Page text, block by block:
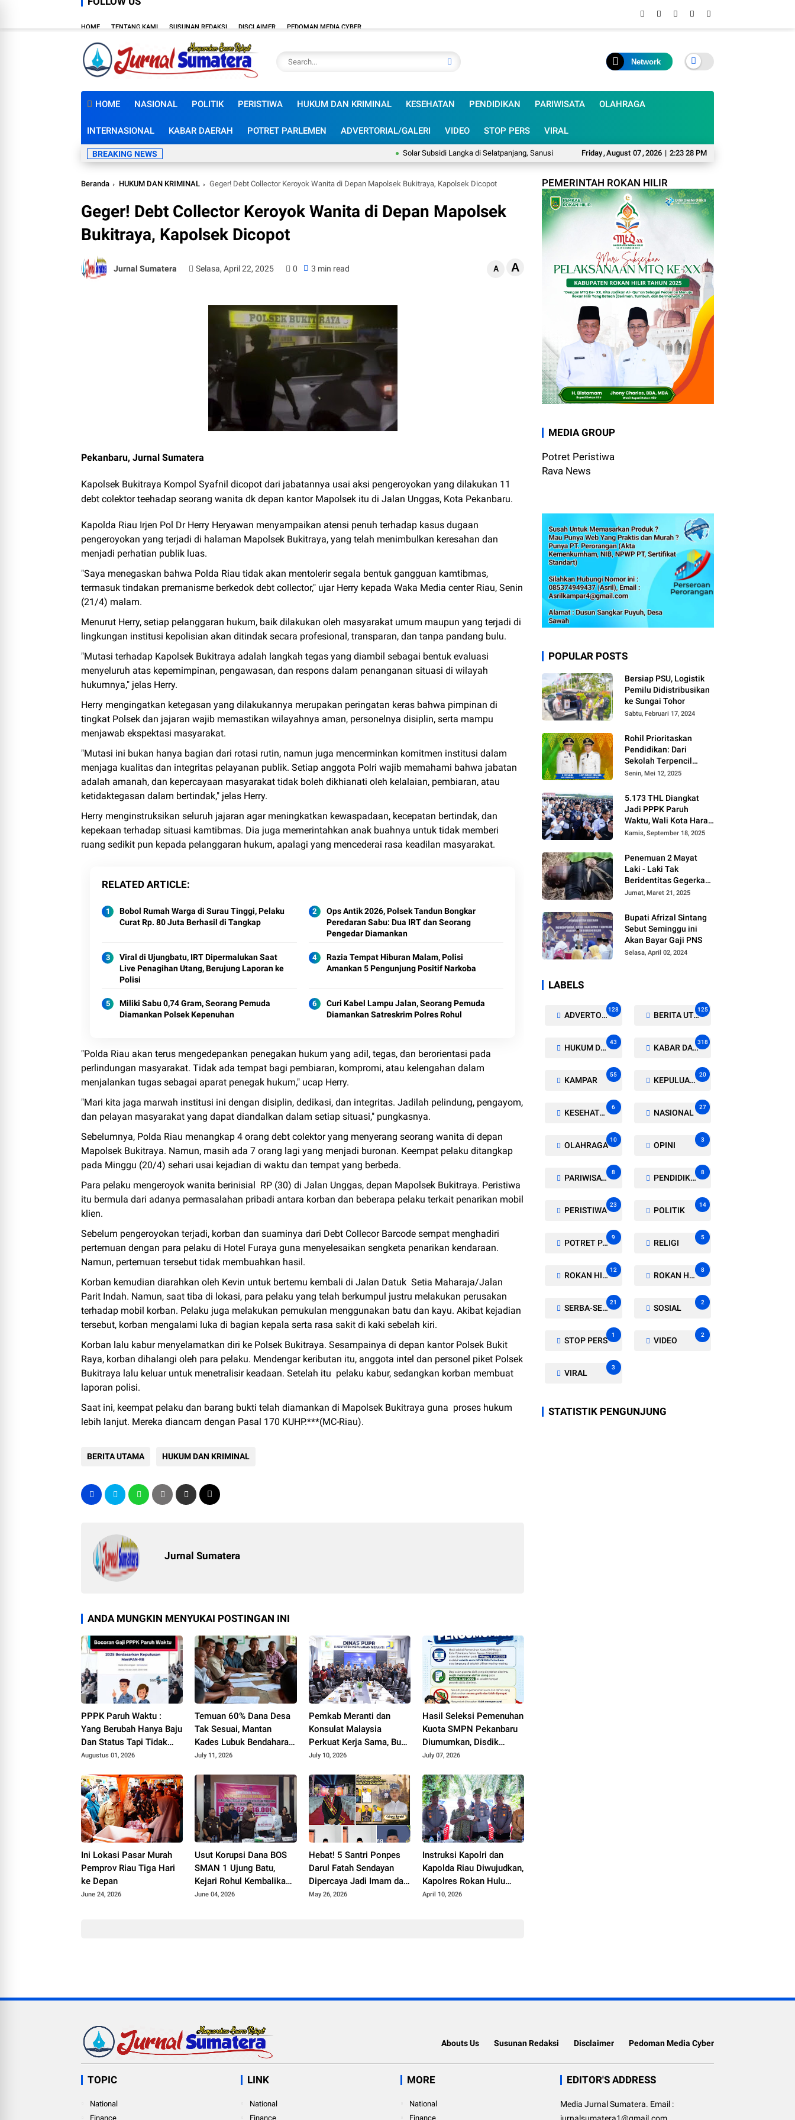
HOME TENTANG KAMI SUSUNAN REDAKSI DISCLAIMER PEDOMAN MEDIA CYBER
Network
HOME NASIONAL POLITIK PERISTIWA HUKUM DAN KRIMINAL KESEHATAN PENDIDIKAN PARIWISATA OLAHRAGA
INTERNASIONAL KABAR DAERAH POTRET PARLEMEN ADVERTORIAL/GALERI VIDEO STOP PERS VIRAL
Friday,August 07,2026 | 2:23 29 PM
BREAKING NEWS Solar Subsidi Langka di Selatpanjang, Sanusi: Nelayan dan Petani Jadi Korban Mumpung Musim Kemarau, Harfilin Minta
Beranda HUKUM DAN KRIMINAL Geger! Debt Collector Keroyok Wanita di Depan Mapolsek Bukitraya, Kapolsek Dicopot
Geger! Debt Collector Keroyok Wanita di Depan Mapolsek
Bukitraya, Kapolsek Dicopot
Jurnal Sumatera Selasa, April 22, 2025 0 3 min read A A
Pekanbaru, Jurnal Sumatera
Kapolsek Bukitraya Kompol Syafnil dicopot dari jabatannya usai aksi pengeroyokan yang dilakukan 11
debt colektor teehadap seorang wanita dk depan kantor Mapolsek itu di Jalan Unggas, Kota Pekanbaru.
Kapolda Riau Irjen Pol Dr Herry Heryawan menyampaikan atensi penuh terhadap kasus dugaan
pengeroyokan yang terjadi di halaman Mapolsek Bukitraya, yang telah menimbulkan keresahan dan
menjadi perhatian publik luas.
"Saya menegaskan bahwa Polda Riau tidak akan mentolerir segala bentuk gangguan kamtibmas,
termasuk tindakan premanisme berkedok debt collector," ujar Herry kepada Waka Media center Riau, Senin
(21/4) malam.
Menurut Herry, setiap pelanggaran hukum, baik dilakukan oleh masyarakat umum maupun yang terjadi di
lingkungan institusi kepolisian akan ditindak secara profesional, transparan, dan tanpa pandang bulu.
"Mutasi terhadap Kapolsek Bukitraya adalah langkah tegas yang diambil sebagai bentuk evaluasi
menyeluruh atas kepemimpinan, pengawasan, dan respons dalam penanganan situasi di wilayah
hukumnya," jelas Herry.
Herry mengingatkan ketegasan yang dilakukannya merupakan peringatan keras bahwa pimpinan di
tingkat Polsek dan jajaran wajib memastikan wilayahnya aman, personelnya disiplin, serta mampu
menjawab ekspektasi masyarakat.
"Mutasi ini bukan hanya bagian dari rotasi rutin, namun juga mencerminkan komitmen institusi dalam
menjaga kualitas dan integritas pelayanan publik. Setiap anggota Polri wajib memahami bahwa jabatan
adalah amanah, dan kepercayaan masyarakat tidak boleh dikhianati oleh kelalaian, pembiaran, atau
ketidaktegasan dalam bertindak," jelas Herry.
Herry menginstruksikan seluruh jajaran agar meningkatkan kewaspadaan, kecepatan bertindak, dan
kepekaan terhadap situasi kamtibmas. Dia juga memerintahkan anak buahnya untuk tidak memberi
ruang sedikit pun kepada pelanggaran hukum, apalagi yang mencederai rasa keadilan masyarakat.
RELATED ARTICLE
Bobol Rumah Warga di Surau Tinggi, Pelaku
Curat Rp. 80 Juta Berhasil di Tangkap
Ops Antik 2026, Polsek Tandun Bongkar
Peredaran Sabu: Dua IRT dan Seorang
Pengedar Diamankan
Viral di Ujungbatu, IRT Dipermalukan Saat
Live Penagihan Utang, Berujung Laporan ke
Polisi
Razia Tempat Hiburan Malam, Polisi
Amankan 5 Pengunjung Positif Narkoba
Miliki Sabu 0,74 Gram, Seorang Pemuda
Diamankan Polsek Kepenuhan
Curi Kabel Lampu Jalan, Seorang Pemuda
Diamankan Satreskrim Polres Rohul
"Polda Riau akan terus mengedepankan penegakan hukum yang adil, tegas, dan berorientasi pada
perlindungan masyarakat. Tidak ada tempat bagi pembiaran, kompromi, atau kelengahan dalam
menjalankan tugas sebagai aparat penegak hukum," ucap Herry.
"Mari kita jaga marwah institusi ini dengan disiplin, dedikasi, dan integritas. Jadilah pelindung, pengayom,
dan pelayan masyarakat yang dapat diandalkan dalam setiap situasi," pungkasnya.
Sebelumnya, Polda Riau menangkap 4 orang debt colektor yang menyerang seorang wanita di depan
Mapolsek Bukitraya. Namun, masih ada 7 orang lagi yang menjadi buronan. Keempat pelaku ditangkap
pada Minggu (20/4) sehari usai kejadian di waktu dan tempat yang berbeda.
Para pelaku mengeroyok wanita berinisial RP (30) di Jalan Unggas, depan Mapolsek Bukitraya. Peristiwa
itu bermula dari adanya permasalahan pribadi antara korban dan beberapa pelaku terkait penarikan mobil
klien.
Sebelum pengeroyokan terjadi, korban dan suaminya dari Debt Collecor Barcode sempat menghadiri
pertemuan dengan para pelaku di Hotel Furaya guna menyelesaikan sengketa penarikan kendaraan.
Namun, pertemuan tersebut tidak membuahkan hasil.
Korban kemudian diarahkan oleh Kevin untuk bertemu kembali di Jalan Datuk Setia Maharaja/Jalan
Parit Indah. Namun, saat tiba di lokasi, para pelaku yang telah berkumpul justru melakukan perusakan
terhadap mobil korban. Pelaku juga melakukan pemukulan menggunakan batu dan kayu. Akibat kejadian
tersebut, korban mengalami luka di bagian kepala serta rasa sakit di kaki sebelah kiri.
Korban lalu kabur menyelamatkan diri ke Polsek Bukitraya. Sesampainya di depan kantor Polsek Bukit
Raya, korban dihalangi oleh para pelaku. Mendengar keributan itu, anggota intel dan personel piket Polsek
Bukitraya lalu keluar untuk menetralisir keadaan. Setelah itu pelaku kabur, sedangkan korban membuat
laporan polisi.
Saat ini, keempat pelaku dan barang bukti telah diamankan di Mapolsek Bukitraya guna proses hukum
lebih lanjut. Mereka diancam dengan Pasal 170 KUHP.***(MC-Riau).
BERITA UTAMA HUKUM DAN KRIMINAL
Jurnal Sumatera
ANDA MUNGKIN MENYUKAI POSTINGAN INI
PPPK Paruh Waktu :
Yang Berubah Hanya Baju
Dan Status Tapi Tidak
Dengan Gaji Kami
Augustus 01, 2026
Temuan 60% Dana Desa
Tak Sesuai, Mantan
Kades Lubuk Bendahara
YF Beri Tanggapan
July 11, 2026
Pemkab Meranti dan
Konsulat Malaysia
Perkuat Kerja Sama, Buka
Peluang Kerja, Beasiswa,
Lokal
July 10, 2026
Hasil Seleksi Pemenuhan
Kuota SMPN Pekanbaru
Diumumkan, Disdik
Imbau Orang Tua
Ulang
July 07, 2026
Ini Lokasi Pasar Murah
Pemprov Riau Tiga Hari
ke Depan
June 24, 2026
Usut Korupsi Dana BOS
SMAN 1 Ujung Batu,
Kejari Rohul Kembalikan
Rp962 Juta dan Sita Aset
June 04, 2026
Hebat! 5 Santri Ponpes
Darul Fatah Sendayan
Dipercaya Jadi Imam dan
Khatib Salat Idul Adha
May 26, 2026
Instruksi Kapolri dan
Kapolda Riau Diwujudkan,
Kapolres Rokan Hulu
Tancap Gas Bangun
April 10, 2026
PEMERINTAH ROKAN HILIR
MEDIA GROUP
Potret Peristiwa
Rava News
POPULAR POSTS
Bersiap PSU, Logistik
Pemilu Didistribusikan
ke Sungai Tohor
Sabtu, Februari 17, 2024
Rohil Prioritaskan
Pendidikan: Dari
Sekolah Terpencil
hingga Beasiswa
Senin, Mei 12, 2025
5.173 THL Diangkat
Jadi PPPK Paruh
Waktu, Wali Kota Harap
Ada Regulasi Baru
Kamis, September 18, 2025
Penemuan 2 Mayat
Laki - Laki Tak
Beridentitas Gegerkan
Warga Rohil
Jumat, Maret 21, 2025
Bupati Afrizal Sintang
Sebut Seminggu ini
Akan Bayar Gaji PNS
Selasa, April 02, 2024
LABELS
ADVERTORIAL/GALERI
128
BERITA UTAMA
125
HUKUM DAN KRIMINAL
43
KABAR DAERAH
318
KAMPAR
55
KEPULUAN MERANTI
20
KESEHATAN
6
NASIONAL
27
OLAHRAGA
10
OPINI
3
PARIWISATA
8
PENDIDIKAN
8
PERISTIWA
23
POLITIK
14
POTRET PARLEMEN
9
RELIGI
5
ROKAN HILIR
12
ROKAN HULU
8
SERBA-SERBI
21
SOSIAL
2
STOP PERS
1
VIDEO
2
VIRAL
3
STATISTIK PENGUNJUNG
Abouts Us Susunan Redaksi Disclaimer Pedoman Media Cyber
TOPIC
National
Finance
LINK
National
Finance
MORE
National
Finance
EDITOR'S ADDRESS
Media Jurnal Sumatera. Email :
jurnalsumatera1@gmail.com